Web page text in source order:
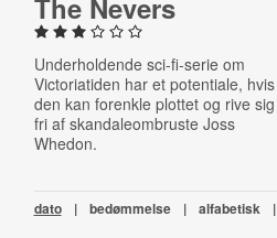
The Nevers
Underholdende sci-fi-serie om
Victoriatiden har et potentiale, hvis
den kan forenkle plottet og rive sig
fri af skandaleombruste Joss
Whedon.
dato | bedømmelse | alfabetisk |